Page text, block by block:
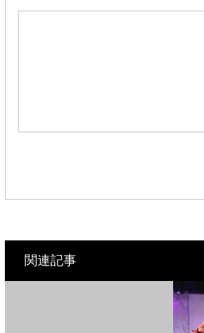
関連記事